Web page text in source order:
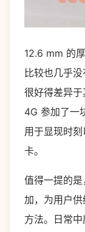
12.6 mm 的
比较也几乎
很好得差异
4G 参加了一
用于显现时
卡。
值得一提的
加，为用户供
方法。日常